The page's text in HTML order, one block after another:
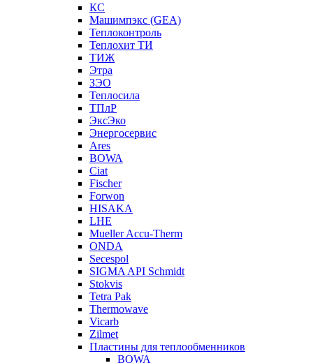
КС
Машимпэкс (GEA)
Теплоконтроль
Теплохит ТИ
ТИЖ
Этра
ЗЭО
Теплосила
ТПлР
ЭксЭко
Энергосервис
Ares
BOWA
Ciat
Fischer
Forwon
HISAKA
LHE
Mueller Accu-Therm
ONDA
Secespol
SIGMA API Schmidt
Stokvis
Tetra Pak
Thermowave
Vicarb
Zilmet
Пластины для теплообменников
BOWA